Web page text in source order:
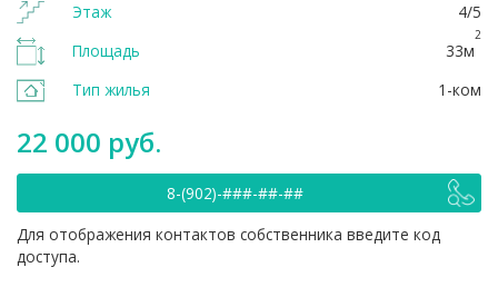
Этаж
4/5
Площадь
33м
2
Тип жилья 1-ком
22 000 руб.
8-(902)-###-##-##
Для отображения контактов собственника введите код
доступа.